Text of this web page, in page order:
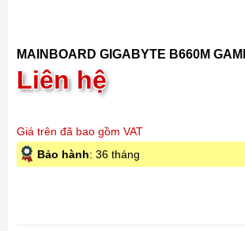
MAINBOARD GIGABYTE B660M
Liên hệ
Giá trên đã bao gồm VAT
Bảo hành: 36 tháng